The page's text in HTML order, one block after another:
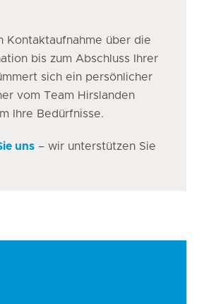
Kontaktaufnahme über die
bis zum Abschluss Ihrer
sich ein persönlicher
vom Team Hirslanden
Ihre Bedürfnisse.
uns – wir unterstützen Sie